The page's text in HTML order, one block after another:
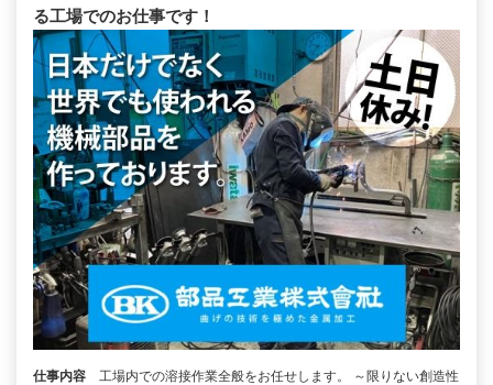
る工場でのお仕事です！
仕事内容 工場内での溶接作業全般をお任せします。 ～限りない創造性